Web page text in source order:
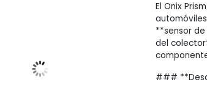
El Onix
**sensor
del
###